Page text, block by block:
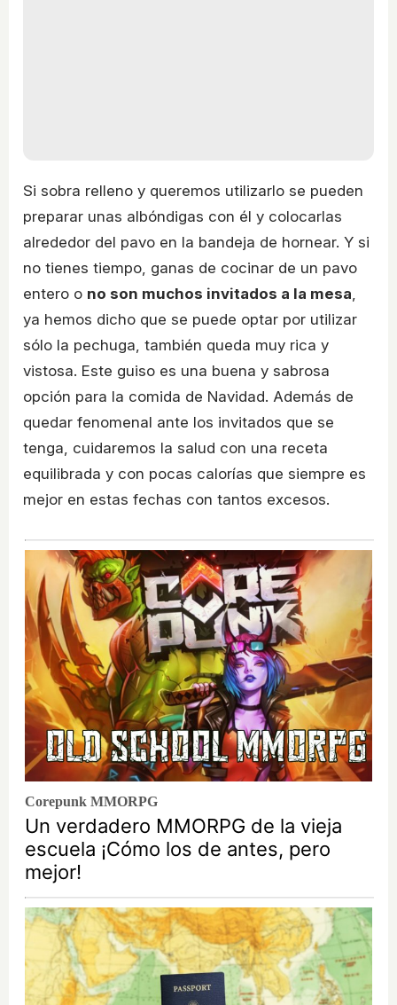
Si sobra relleno y queremos utilizarlo se pueden
preparar unas albóndigas con él y colocarlas
alrededor del pavo en la bandeja de hornear. Y si
no tienes tiempo, ganas de cocinar de un pavo
entero o no son muchos invitados a la mesa,
ya hemos dicho que se puede optar por utilizar
sólo la pechuga, también queda muy rica y
vistosa. Este guiso es una buena y sabrosa
opción para la comida de Navidad. Además de
quedar fenomenal ante los invitados que se
tenga, cuidaremos la salud con una receta
equilibrada y con pocas calorías que siempre es
mejor en estas fechas con tantos excesos.
Corepunk MMORPG
Un verdadero MMORPG de la vieja
escuela ¡Cómo los de antes, pero
mejor!